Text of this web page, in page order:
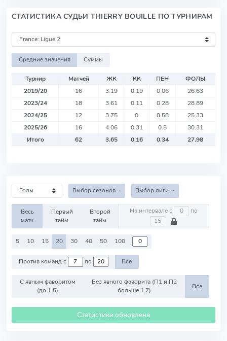
СТАТИСТИКА СУДЬИ THIERRY BOUILLE ПО ТУРНИРАМ
Средние значения Суммы
Турнир Матчей ЖК КК ПЕН
ФОЛЫ
2019/20
16 3.19 0.19 0.06
26.63
2023/24
18 3.61 0.11 0.28
28.89
2024/25
12 3.75 0 0.58
25.33
2025/26
16 4.06 0.31 0.5
30.31
Итого
62 3.65 0.16 0.34 27.98
Выбор сезонов Выбор лиги
Весь
матч
Первый
тайм
Второй
тайм
На интервале с по
5 10 15 20 30 40 50 100
Против команд с по Все
С явным фаворитом
(до 1.5)
Без явного фаворита (П1 и П2
больше 1.7)
Все
Статистика обновлена